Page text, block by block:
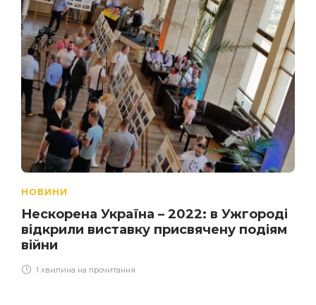
НОВИНИ
Нескорена Україна – 2022: в Ужгороді
відкрили виставку присвячену подіям
війни
1 хвилина на прочитання